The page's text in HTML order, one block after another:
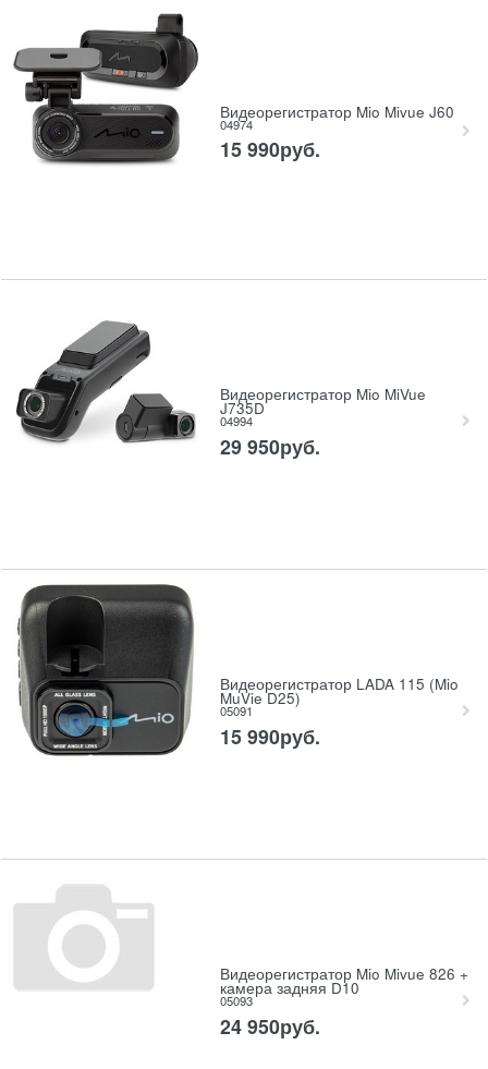
Видеорегистратор Mio Mivue J60
04974
15 990руб.
Видеорегистратор Mio MiVue
J735D
04994
29 950руб.
Видеорегистратор LADA 115 (Mio
MuVie D25)
05091
15 990руб.
Видеорегистратор Mio Mivue 826 +
камера задняя D10
05093
24 950руб.